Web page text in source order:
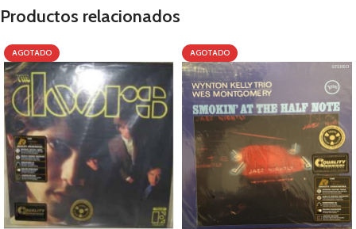
Productos relacionados
AGOTADO AGOTADO